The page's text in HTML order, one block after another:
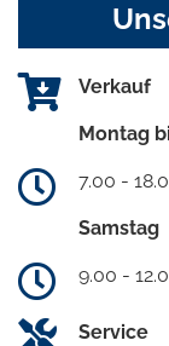
Verkauf
Montag
7.00 -
Samstag
9.00 -
Service